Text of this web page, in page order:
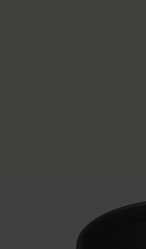
LENS HOOD LH1144-01